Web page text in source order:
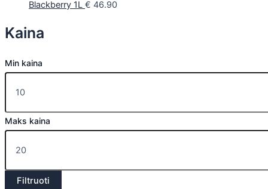
Blackberry 1L € 46.90
Kaina
Min kaina
Maks kaina
Filtruoti